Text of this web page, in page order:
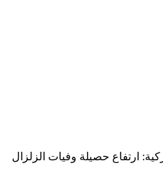
ارتفاع حصيلة وفيات الزلزال